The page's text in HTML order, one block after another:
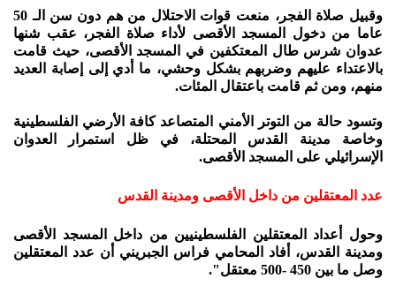
وقبيل صلاة الفجر، منعت قوات الاحتلال من هم دون سن الـ 50
عاما من دخول المسجد الأقصى لأداء صلاة الفجر، عقب شنها
عدوان شرس طال المعتكفين في المسجد الأقصى، حيث قامت
بالاعتداء عليهم وضربهم بشكل وحشي، ما أدي إلى إصابة العديد
منهم، ومن ثم قامت باعتقال المئات.
وتسود حالة من التوتر الأمني المتصاعد كافة الأرضي الفلسطينية
وخاصة مدينة القدس المحتلة، في ظل استمرار العدوان
الإسرائيلي على المسجد الأقصى.
عدد المعتقلين من داخل الأقصى ومدينة القدس
وحول أعداد المعتقلين الفلسطينيين من داخل المسجد الأقصى
ومدينة القدس، أفاد المحامي فراس الجبريني أن عدد المعتقلين
وصل ما بين 450 -500 معتقل".